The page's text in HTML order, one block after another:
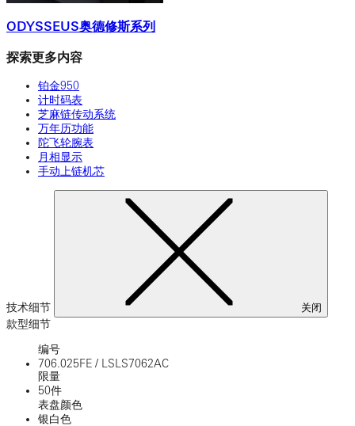
ODYSSEUS奥德修斯系列
探索更多内容
铂金950
计时码表
芝麻链传动系统
万年历功能
陀飞轮腕表
月相显示
手动上链机芯
技术细节 关闭
款型细节
编号
706.025FE /
LSLS7062AC
限量
50件
表盘颜色
银白色